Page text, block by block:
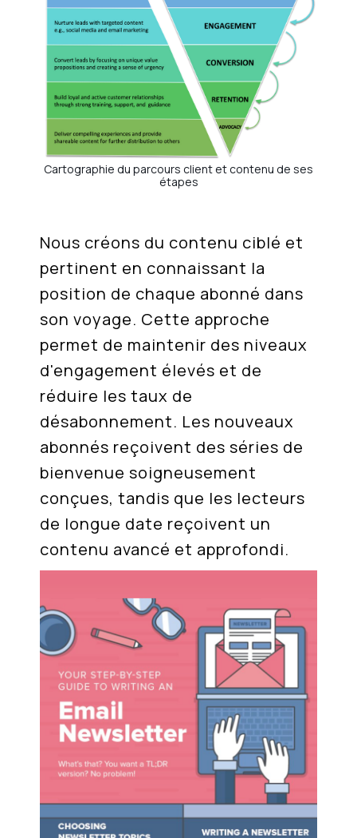
Cartographie du parcours client et contenu de ses
étapes
Nous créons du contenu ciblé et
pertinent en connaissant la
position de chaque abonné dans
son voyage. Cette approche
permet de maintenir des niveaux
d'engagement élevés et de
réduire les taux de
désabonnement. Les nouveaux
abonnés reçoivent des séries de
bienvenue soigneusement
conçues, tandis que les lecteurs
de longue date reçoivent un
contenu avancé et approfondi.